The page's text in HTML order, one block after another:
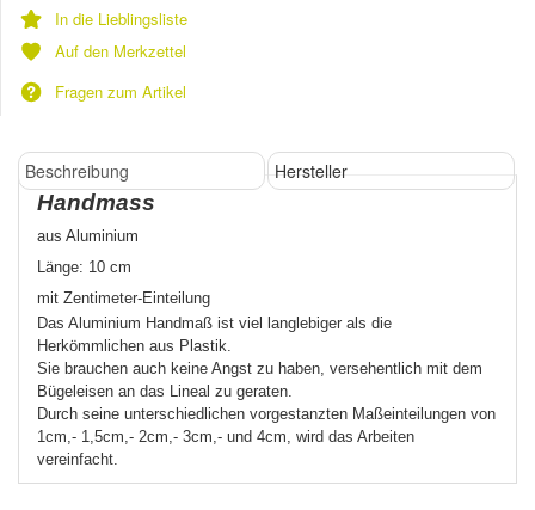
In die Lieblingsliste
Auf den Merkzettel
Fragen zum Artikel
Beschreibung Hersteller
Handmass
aus Aluminium
Länge: 10 cm
mit Zentimeter-Einteilung
Das Aluminium Handmaß ist viel langlebiger als die
Herkömmlichen aus Plastik.
Sie brauchen auch keine Angst zu haben, versehentlich mit dem
Bügeleisen an das Lineal zu geraten.
Durch seine unterschiedlichen vorgestanzten Maßeinteilungen von
1cm,- 1,5cm,- 2cm,- 3cm,- und 4cm, wird das Arbeiten
vereinfacht.